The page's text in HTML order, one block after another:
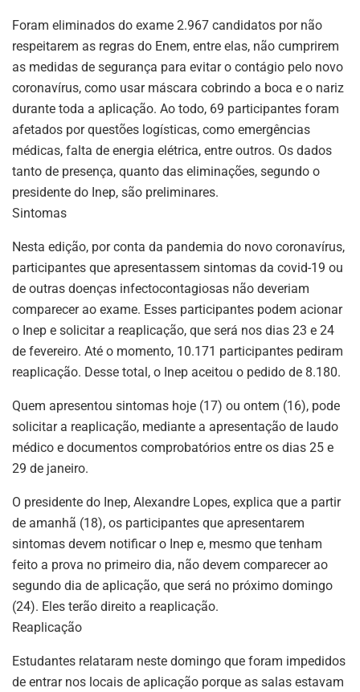
Foram eliminados do exame 2.967 candidatos por não
respeitarem as regras do Enem, entre elas, não cumprirem
as medidas de segurança para evitar o contágio pelo novo
coronavírus, como usar máscara cobrindo a boca e o nariz
durante toda a aplicação. Ao todo, 69 participantes foram
afetados por questões logísticas, como emergências
médicas, falta de energia elétrica, entre outros. Os dados
tanto de presença, quanto das eliminações, segundo o
presidente do Inep, são preliminares.
Sintomas
Nesta edição, por conta da pandemia do novo coronavírus,
participantes que apresentassem sintomas da covid-19 ou
de outras doenças infectocontagiosas não deveriam
comparecer ao exame. Esses participantes podem acionar
o Inep e solicitar a reaplicação, que será nos dias 23 e 24
de fevereiro. Até o momento, 10.171 participantes pediram
reaplicação. Desse total, o Inep aceitou o pedido de 8.180.
Quem apresentou sintomas hoje (17) ou ontem (16), pode
solicitar a reaplicação, mediante a apresentação de laudo
médico e documentos comprobatórios entre os dias 25 e
29 de janeiro.
O presidente do Inep, Alexandre Lopes, explica que a partir
de amanhã (18), os participantes que apresentarem
sintomas devem notificar o Inep e, mesmo que tenham
feito a prova no primeiro dia, não devem comparecer ao
segundo dia de aplicação, que será no próximo domingo
(24). Eles terão direito a reaplicação.
Reaplicação
Estudantes relataram neste domingo que foram impedidos
de entrar nos locais de aplicação porque as salas estavam